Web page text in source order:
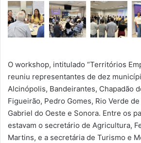
O workshop, intitulado “Territórios
reuniu representantes de dez
Alcinópolis, Bandeirantes, Chapadão
Figueirão, Pedro Gomes, Rio Verde
Gabriel do Oeste e Sonora. Entre os
estavam o secretário de Agricultura,
Martins, e a secretária de Turismo e